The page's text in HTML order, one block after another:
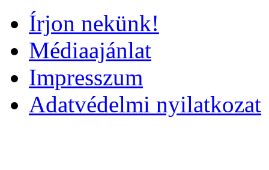
Írjon nekünk!
Médiaajánlat
Impresszum
Adatvédelmi nyilatkozat